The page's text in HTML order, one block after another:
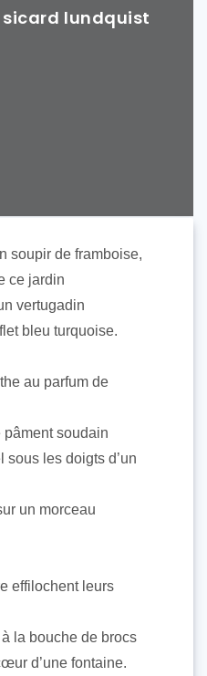
lundquist
soupir de framboise,
ce jardin
vertugadin
bleu turquoise.
au parfum de
pâment soudain
sous les doigts d’un
un morceau
effilochent leurs
la bouche de brocs
d’une fontaine.